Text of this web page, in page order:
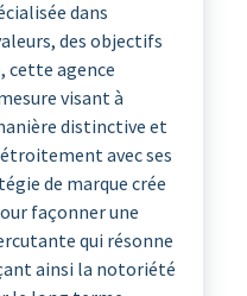
dans
des objectifs
cette agence
visant à
distinctive et
avec ses
de marque crée
façonner une
qui résonne
ainsi la notoriété